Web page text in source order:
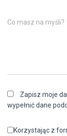
Co masz na myśli?
Zapisz moje
wypełnić dane
Korzystając z